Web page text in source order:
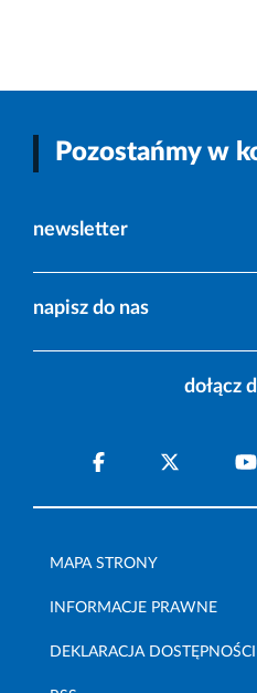
Pozostańmy w
newsletter
napisz do nas
dołącz
MAPA STRONY
INFORMACJE PRAWNE
DEKLARACJA DOSTĘPNOŚCI